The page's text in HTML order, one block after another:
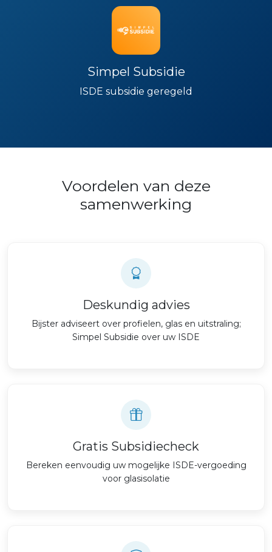
Simpel Subsidie
ISDE subsidie geregeld
Voordelen van deze
samenwerking
Deskundig advies
Bijster adviseert over profielen, glas en uitstraling;
Simpel Subsidie over uw ISDE
Gratis Subsidiecheck
Bereken eenvoudig uw mogelijke ISDE-vergoeding
voor glasisolatie